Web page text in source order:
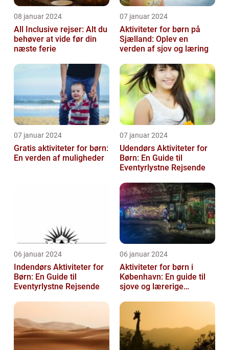
08 januar 2024
All Inclusive rejser: Alt du
behøver at vide før din
næste ferie
07 januar 2024
Aktiviteter for børn på
Sjælland: Oplev en
verden af sjov og læring
07 januar 2024
Gratis aktiviteter for børn:
En verden af muligheder
07 januar 2024
Udendørs Aktiviteter for
Børn: En Guide til
Eventyrlystne Rejsende
06 januar 2024
Indendørs Aktiviteter for
Børn: En Guide til
Eventyrlystne Rejsende
06 januar 2024
Aktiviteter for børn i
København: En guide til
sjove og lærerige